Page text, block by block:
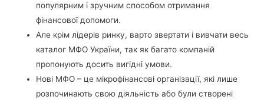
популярним і зручним способом отримання
фінансової допомоги.
Але крім лідерів ринку, варто звертати і вивчати весь
каталог МФО України, так як багато компаній
пропонують досить вигідні умови.
Нові МФО – це мікрофінансові організації, які лише
розпочинають свою діяльність або були створені